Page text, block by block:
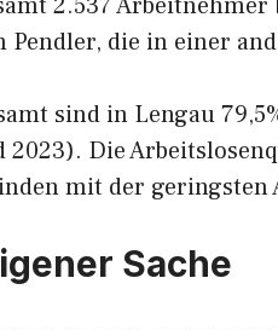
Pendler, die in einer
sind in Lengau
2023). Die
mit der
Sache